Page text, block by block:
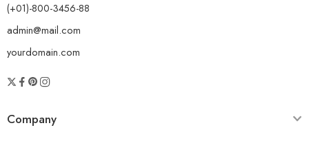
(+01)-800-3456-88
admin@mail.com
yourdomain.com
Company